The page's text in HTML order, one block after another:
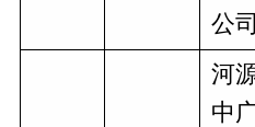
公司
河
中